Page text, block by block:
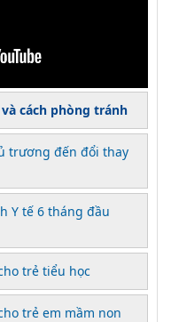
cách phòng tránh
trương đến đổi thay
Y tế 6 tháng đầu
trẻ tiểu học
trẻ em mầm non